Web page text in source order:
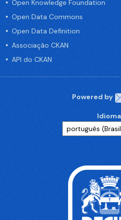
Open Knowledge Foundation
Open Data Commons
Open Data Definition
Associação CKAN
API do CKAN
Powered by
Idioma